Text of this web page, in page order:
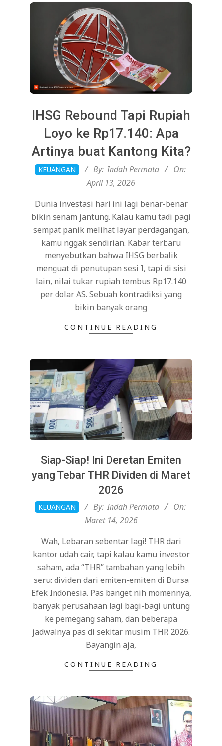
IHSG Rebound Tapi Rupiah
Loyo ke Rp17.140: Apa
Artinya buat Kantong Kita?
2026-
04-
KEUANGAN By: Indah Permata
On:
April 13, 2026
Dunia investasi hari ini lagi benar-benar
bikin senam jantung. Kalau kamu tadi pagi
sempat panik melihat layar perdagangan,
kamu nggak sendirian. Kabar terbaru
menyebutkan bahwa IHSG berbalik
menguat di penutupan sesi I, tapi di sisi
lain, nilai tukar rupiah tembus Rp17.140
per dolar AS. Sebuah kontradiksi yang
bikin banyak orang
CONTINUE READING
Siap-Siap! Ini Deretan Emiten
yang Tebar THR Dividen di Maret
2026
2026-
03-
KEUANGAN By: Indah Permata
On:
Maret 14, 2026
Wah, Lebaran sebentar lagi! THR dari
kantor udah cair, tapi kalau kamu investor
saham, ada “THR” tambahan yang lebih
seru: dividen dari emiten-emiten di Bursa
Efek Indonesia. Pas banget nih momennya,
banyak perusahaan lagi bagi-bagi untung
ke pemegang saham, dan beberapa
jadwalnya pas di sekitar musim THR 2026.
Bayangin aja,
CONTINUE READING